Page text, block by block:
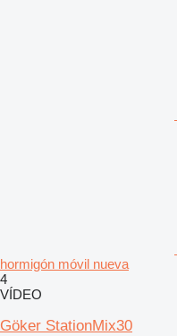
hormigón móvil nueva
4
VÍDEO
Göker StationMix30